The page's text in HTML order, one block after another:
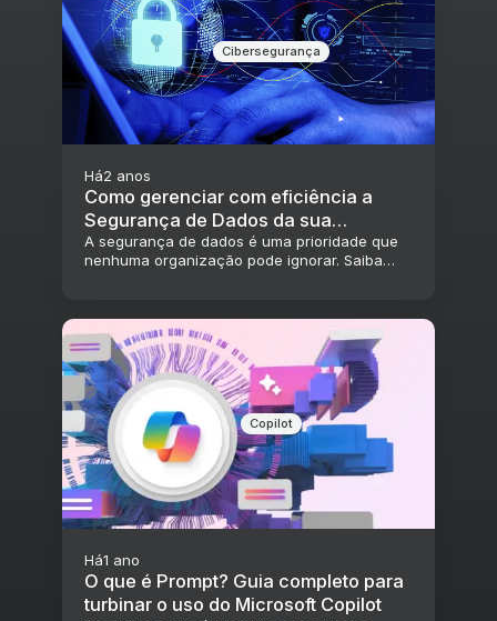
Cibersegurança
Há2 anos
Como gerenciar com eficiência a
Segurança de Dados da sua
organização?
A segurança de dados é uma prioridade que
nenhuma organização pode ignorar. Saiba
Copilot
Há1 ano
O que é Prompt? Guia completo para
turbinar o uso do Microsoft Copilot